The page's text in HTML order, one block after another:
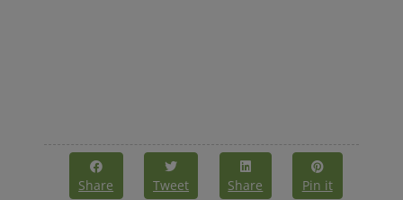
Share Tweet Share Pin it